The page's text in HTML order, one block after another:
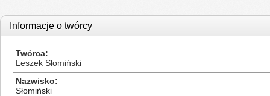
Informacje o twórcy
Twórca
Leszek Słomiński
Nazwisko
Słomiński